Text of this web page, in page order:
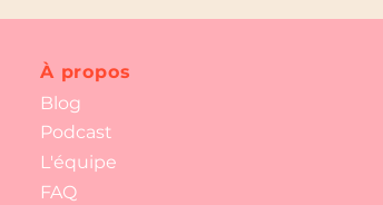
À propos
Blog
Podcast
L'équipe
FAQ